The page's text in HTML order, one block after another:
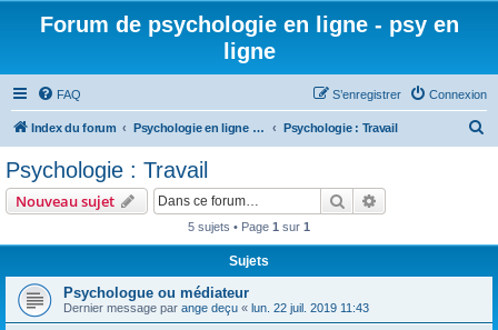
Forum de psychologie en ligne - psy en
ligne
FAQ Connexion
S’enregistrer
Index du forum Psychologie en ligne - Thématiques générales Psychologie : Travail
Psychologie : Travail
Nouveau sujet Rechercher
5 sujets • Page 1 sur 1
Sujets
Psychologue ou médiateur
Dernier message par ange deçu « lun. 22 juil. 2019 11:43